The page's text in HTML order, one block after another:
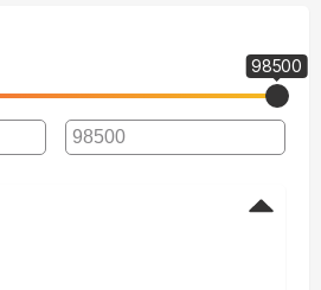
98500